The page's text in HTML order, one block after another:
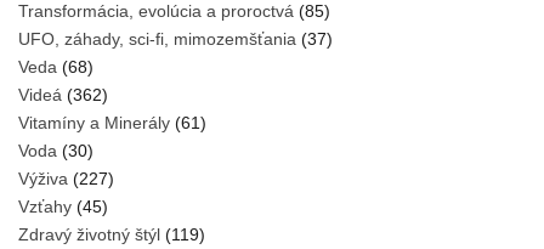
Transformácia, evolúcia a proroctvá (85)
UFO, záhady, sci-fi, mimozemšťania (37)
Veda (68)
Videá (362)
Vitamíny a Minerály (61)
Voda (30)
Výživa (227)
Vzťahy (45)
Zdravý životný štýl (119)